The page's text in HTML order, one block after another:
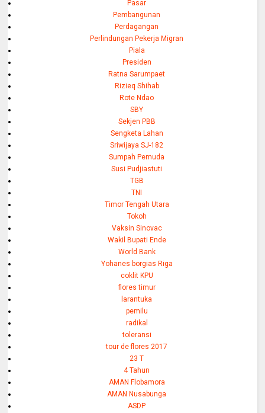
Pasar
Pembangunan
Perdagangan
Perlindungan Pekerja Migran
Piala
Presiden
Ratna Sarumpaet
Rizieq Shihab
Rote Ndao
SBY
Sekjen PBB
Sengketa Lahan
Sriwijaya SJ-182
Sumpah Pemuda
Susi Pudjiastuti
TGB
TNI
Timor Tengah Utara
Tokoh
Vaksin Sinovac
Wakil Bupati Ende
World Bank
Yohanes borgias Riga
coklit KPU
flores timur
larantuka
pemilu
radikal
toleransi
tour de flores 2017
23 T
4 Tahun
AMAN Flobamora
AMAN Nusabunga
ASDP